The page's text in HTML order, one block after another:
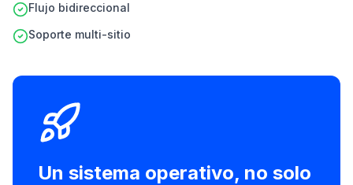
Flujo bidireccional
Soporte multi-sitio
Un sistema operativo, no solo